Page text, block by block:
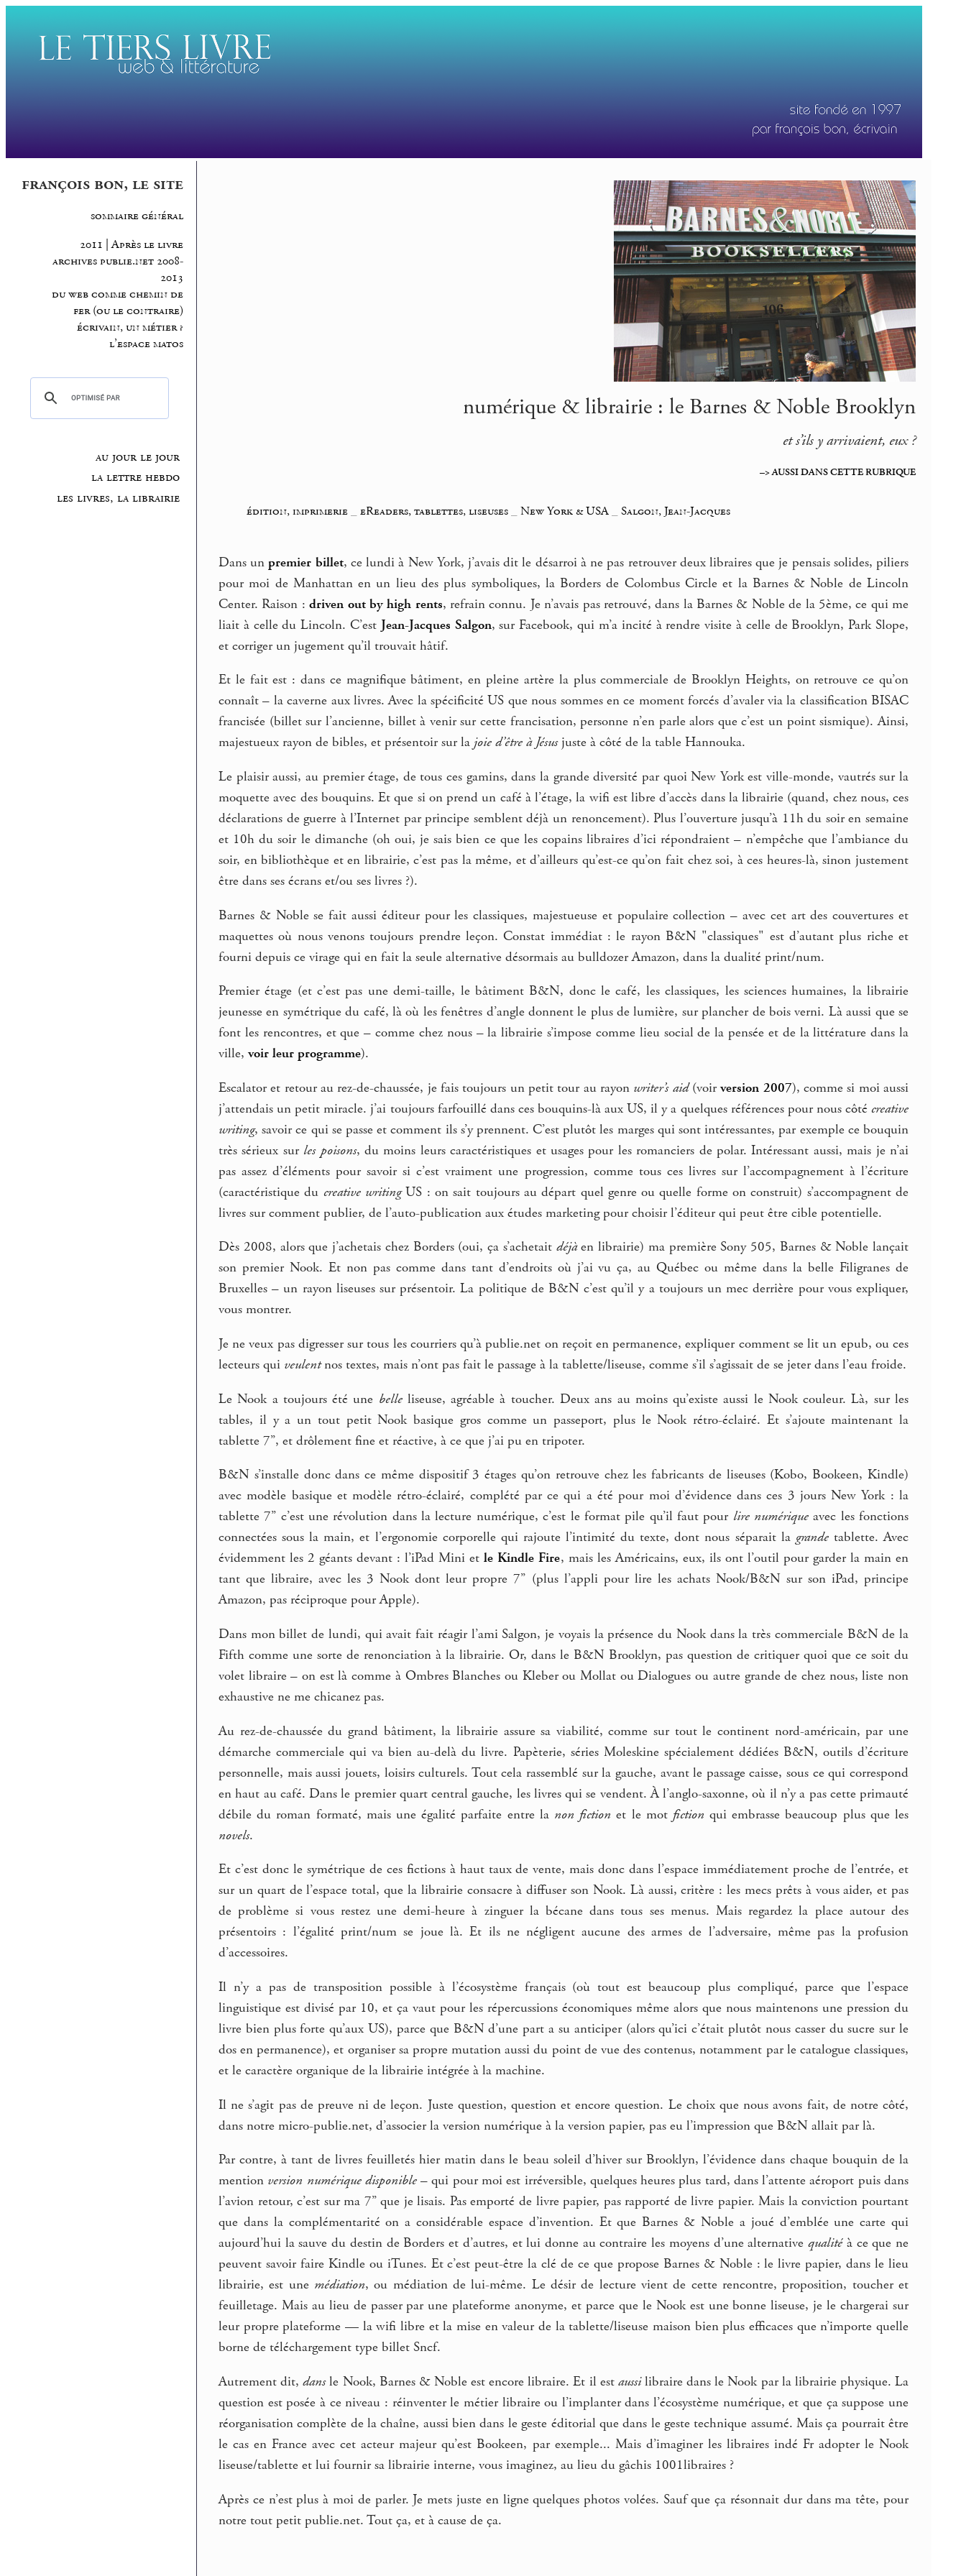
françois bon, le site
sommaire général
2011 | Après le livre
archives publie.net 2008-
2013
du web comme chemin de
fer (ou le contraire)
écrivain, un métier ?
l’espace matos
au jour le jour
la lettre hebdo
les livres, la librairie
numérique & librairie : le Barnes & Noble Brooklyn
et s’ils y arrivaient, eux ?
–> AUSSI DANS CETTE RUBRIQUE
édition, imprimerie _eReaders, tablettes, liseuses _New York & USA _Salgon, Jean-Jacques
Dans unpremier billet, ce lundi à New York, j’avais dit le désarroi à ne pas retrouver deux libraires que je pensais solides, piliers
pour moi de Manhattan en un lieu des plus symboliques, la Borders de Colombus Circle et la Barnes & Noble de Lincoln
Center. Raison :driven out by high rents, refrain connu. Je n’avais pas retrouvé, dans la Barnes & Noble de la 5ème, ce qui me
liait à celle du Lincoln. C’est Jean-Jacques Salgon, sur Facebook, qui m’a incité à rendre visite à celle de Brooklyn, Park Slope,
et corriger un jugement qu’il trouvait hâtif.
Et le fait est : dans ce magnifique bâtiment, en pleine artère la plus commerciale de Brooklyn Heights, on retrouve ce qu’on
connaît – la caverne aux livres. Avec la spécificité US que nous sommes en ce moment forcés d’avaler via la classification BISAC
francisée (billet sur l’ancienne, billet à venir sur cette francisation, personne n’en parle alors que c’est un point sismique). Ainsi,
majestueux rayon de bibles, et présentoir sur la joie d’être à Jésusjuste à côté de la table Hannouka.
Le plaisir aussi, au premier étage, de tous ces gamins, dans la grande diversité par quoi New York est ville-monde, vautrés sur la
moquette avec des bouquins. Et que si on prend un café à l’étage, la wifi est libre d’accès dans la librairie (quand, chez nous, ces
déclarations de guerre à l’Internet par principe semblent déjà un renoncement). Plus l’ouverture jusqu’à 11h du soir en semaine
et 10h du soir le dimanche (oh oui, je sais bien ce que les copains libraires d’ici répondraient – n’empêche que l’ambiance du
soir, en bibliothèque et en librairie, c’est pas la même, et d’ailleurs qu’est-ce qu’on fait chez soi, à ces heures-là, sinon justement
être dans ses écrans et/ou ses livres ?).
Barnes & Noble se fait aussi éditeur pour les classiques, majestueuse et populaire collection – avec cet art des couvertures et
maquettes où nous venons toujours prendre leçon. Constat immédiat : le rayon B&N "classiques" est d’autant plus riche et
fourni depuis ce virage qui en fait la seule alternative désormais au bulldozer Amazon, dans la dualité print/num.
Premier étage (et c’est pas une demi-taille, le bâtiment B&N, donc le café, les classiques, les sciences humaines, la librairie
jeunesse en symétrique du café, là où les fenêtres d’angle donnent le plus de lumière, sur plancher de bois verni. Là aussi que se
font les rencontres, et que – comme chez nous – la librairie s’impose comme lieu social de la pensée et de la littérature dans la
ville, voir leur programme).
Escalator et retour au rez-de-chaussée, je fais toujours un petit tour au rayon writer’s aid(voirversion 2007), comme si moi aussi
j’attendais un petit miracle. j’ai toujours farfouillé dans ces bouquins-là aux US, il y a quelques références pour nous côté creative
writing, savoir ce qui se passe et comment ils s’y prennent. C’est plutôt les marges qui sont intéressantes, par exemple ce bouquin
très sérieux sur les poisons, du moins leurs caractéristiques et usages pour les romanciers de polar. Intéressant aussi, mais je n’ai
pas assez d’éléments pour savoir si c’est vraiment une progression, comme tous ces livres sur l’accompagnement à l’écriture
(caractéristique du creative writingUS : on sait toujours au départ quel genre ou quelle forme on construit) s’accompagnent de
livres sur comment publier, de l’auto-publication aux études marketing pour choisir l’éditeur qui peut être cible potentielle.
Dès 2008, alors que j’achetais chez Borders (oui, ça s’achetait déjàen librairie) ma première Sony 505, Barnes & Noble lançait
son premier Nook. Et non pas comme dans tant d’endroits où j’ai vu ça, au Québec ou même dans la belle Filigranes de
Bruxelles – un rayon liseuses sur présentoir. La politique de B&N c’est qu’il y a toujours un mec derrière pour vous expliquer,
vous montrer.
Je ne veux pas digresser sur tous les courriers qu’à publie.net on reçoit en permanence, expliquer comment se lit un epub, ou ces
lecteurs qui veulentnos textes, mais n’ont pas fait le passage à la tablette/liseuse, comme s’il s’agissait de se jeter dans l’eau froide.
Le Nook a toujours été une belleliseuse, agréable à toucher. Deux ans au moins qu’existe aussi le Nook couleur. Là, sur les
tables, il y a un tout petit Nook basique gros comme un passeport, plus le Nook rétro-éclairé. Et s’ajoute maintenant la
tablette 7’’, et drôlement fine et réactive, à ce que j’ai pu en tripoter.
B&N s’installe donc dans ce même dispositif 3 étages qu’on retrouve chez les fabricants de liseuses (Kobo, Bookeen, Kindle)
avec modèle basique et modèle rétro-éclairé, complété par ce qui a été pour moi d’évidence dans ces 3 jours New York : la
tablette 7’’ c’est une révolution dans la lecture numérique, c’est le format pile qu’il faut pour lire numériqueavec les fonctions
connectées sous la main, et l’ergonomie corporelle qui rajoute l’intimité du texte, dont nous séparait la grandetablette. Avec
évidemment les 2 géants devant : l’iPad Mini etle Kindle Fire, mais les Américains, eux, ils ont l’outil pour garder la main en
tant que libraire, avec les 3 Nook dont leur propre 7’’ (plus l’appli pour lire les achats Nook/B&N sur son iPad, principe
Amazon, pas réciproque pour Apple).
Dans mon billet de lundi, qui avait fait réagir l’ami Salgon, je voyais la présence du Nook dans la très commerciale B&N de la
Fifth comme une sorte de renonciation à la librairie. Or, dans le B&N Brooklyn, pas question de critiquer quoi que ce soit du
volet libraire – on est là comme à Ombres Blanches ou Kleber ou Mollat ou Dialogues ou autre grande de chez nous, liste non
exhaustive ne me chicanez pas.
Au rez-de-chaussée du grand bâtiment, la librairie assure sa viabilité, comme sur tout le continent nord-américain, par une
démarche commerciale qui va bien au-delà du livre. Papèterie, séries Moleskine spécialement dédiées B&N, outils d’écriture
personnelle, mais aussi jouets, loisirs culturels. Tout cela rassemblé sur la gauche, avant le passage caisse, sous ce qui correspond
en haut au café. Dans le premier quart central gauche, les livres qui se vendent. À l’anglo-saxonne, où il n’y a pas cette primauté
débile du roman formaté, mais une égalité parfaite entre la non fiction et le mot fiction qui embrasse beaucoup plus que les
novels.
Et c’est donc le symétrique de ces fictions à haut taux de vente, mais donc dans l’espace immédiatement proche de l’entrée, et
sur un quart de l’espace total, que la librairie consacre à diffuser son Nook. Là aussi, critère : les mecs prêts à vous aider, et pas
de problème si vous restez une demi-heure à zinguer la bécane dans tous ses menus. Mais regardez la place autour des
présentoirs : l’égalité print/num se joue là. Et ils ne négligent aucune des armes de l’adversaire, même pas la profusion
d’accessoires.
Il n’y a pas de transposition possible à l’écosystème français (où tout est beaucoup plus compliqué, parce que l’espace
linguistique est divisé par 10, et ça vaut pour les répercussions économiques même alors que nous maintenons une pression du
livre bien plus forte qu’aux US), parce que B&N d’une part a su anticiper (alors qu’ici c’était plutôt nous casser du sucre sur le
dos en permanence), et organiser sa propre mutation aussi du point de vue des contenus, notamment par le catalogue classiques,
et le caractère organique de la librairie intégrée à la machine.
Il ne s’agit pas de preuve ni de leçon. Juste question, question et encore question. Le choix que nous avons fait, de notre côté,
dans notre micro-publie.net, d’associer la version numérique à la version papier, pas eu l’impression que B&N allait par là.
Par contre, à tant de livres feuilletés hier matin dans le beau soleil d’hiver sur Brooklyn, l’évidence dans chaque bouquin de la
mention version numérique disponible– qui pour moi est irréversible, quelques heures plus tard, dans l’attente aéroport puis dans
l’avion retour, c’est sur ma 7’’ que je lisais. Pas emporté de livre papier, pas rapporté de livre papier. Mais la conviction pourtant
que dans la complémentarité on a considérable espace d’invention. Et que Barnes & Noble a joué d’emblée une carte qui
aujourd’hui la sauve du destin de Borders et d’autres, et lui donne au contraire les moyens d’une alternativequalitéà ce que ne
peuvent savoir faire Kindle ou iTunes. Et c’est peut-être la clé de ce que propose Barnes & Noble : le livre papier, dans le lieu
librairie, est une médiation, ou médiation de lui-même. Le désir de lecture vient de cette rencontre, proposition, toucher et
feuilletage. Mais au lieu de passer par une plateforme anonyme, et parce que le Nook est une bonne liseuse, je le chargerai sur
leur propre plateforme — la wifi libre et la mise en valeur de la tablette/liseuse maison bien plus efficaces que n’importe quelle
borne de téléchargement type billet Sncf.
Autrement dit,dansle Nook, Barnes & Noble est encore libraire. Et il est aussilibraire dans le Nook par la librairie physique. La
question est posée à ce niveau : réinventer le métier libraire ou l’implanter dans l’écosystème numérique, et que ça suppose une
réorganisation complète de la chaîne, aussi bien dans le geste éditorial que dans le geste technique assumé. Mais ça pourrait être
le cas en France avec cet acteur majeur qu’est Bookeen, par exemple... Mais d’imaginer les libraires indé Fr adopter le Nook
liseuse/tablette et lui fournir sa librairie interne, vous imaginez, au lieu du gâchis 1001libraires ?
Après ce n’est plus à moi de parler. Je mets juste en ligne quelques photos volées. Sauf que ça résonnait dur dans ma tête, pour
notre tout petit publie.net. Tout ça, et à cause de ça.